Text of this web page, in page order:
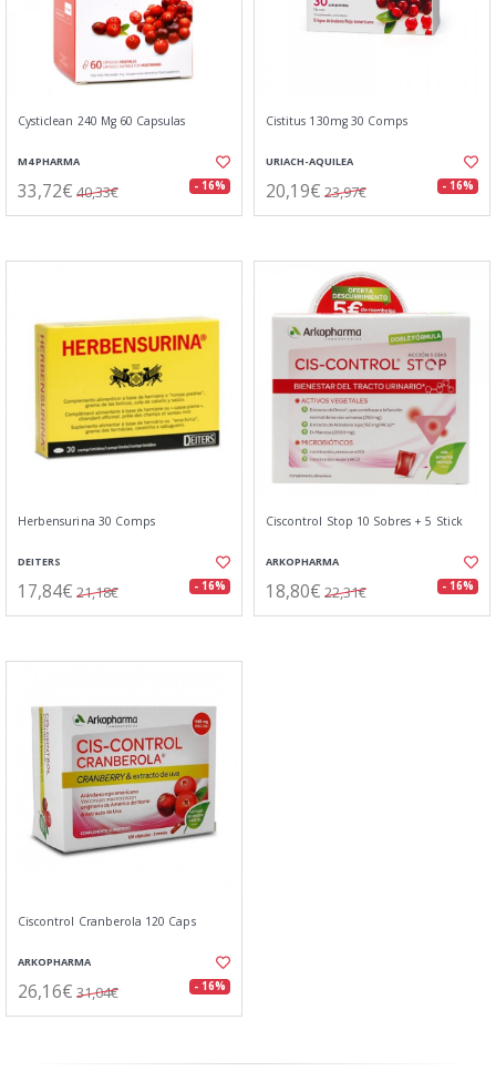
Cysticlean 240 Mg 60 Capsulas
M4 PHARMA
33,72€ 40,33€ - 16%
Cistitus 130mg 30 Comps
URIACH-AQUILEA
20,19€ 23,97€ - 16%
Herbensurina 30 Comps
DEITERS
17,84€ 21,18€ - 16%
Ciscontrol Stop 10 Sobres + 5 Stick
ARKOPHARMA
18,80€ 22,31€ - 16%
Ciscontrol Cranberola 120 Caps
ARKOPHARMA
26,16€ 31,04€ - 16%